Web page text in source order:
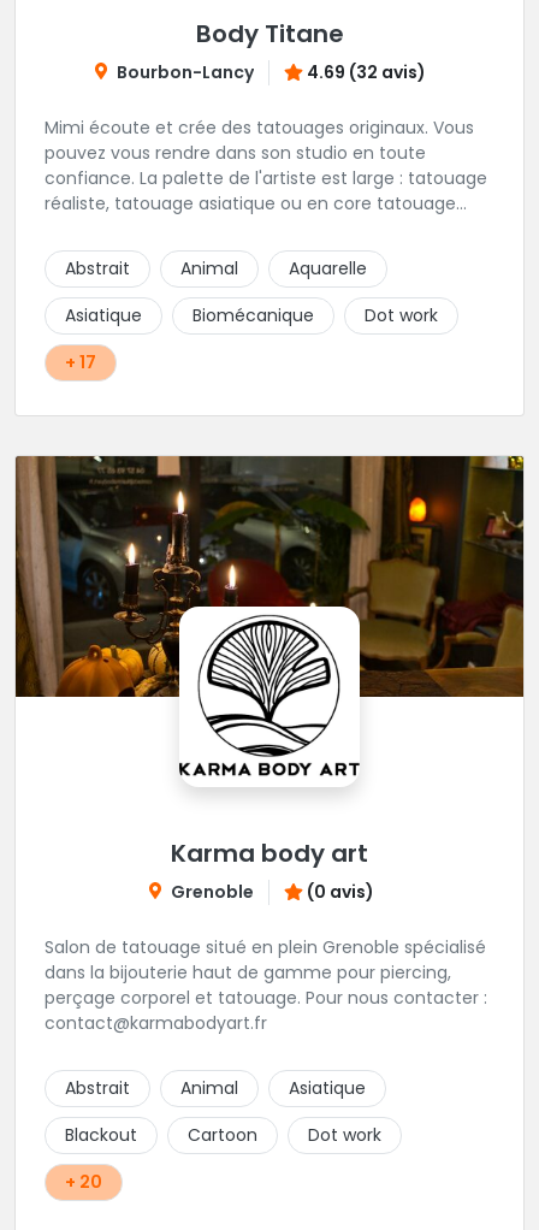
Body Titane
Bourbon-Lancy 4.69 (32 avis)
Mimi écoute et crée des tatouages originaux. Vous
pouvez vous rendre dans son studio en toute
confiance. La palette de l'artiste est large : tatouage
réaliste, tatouage asiatique ou en core tatouage
construire un projet qui vous ressemble.
Abstrait Animal
Aquarelle
Asiatique
Biomécanique
Dot work
+ 17
Karma body art
Grenoble (0 avis)
Salon de tatouage situé en plein Grenoble spécialisé
dans la bijouterie haut de gamme pour piercing,
perçage corporel et tatouage. Pour nous contacter :
contact@karmabodyart.fr
Abstrait Animal
Asiatique
Blackout
Cartoon
Dot work
+ 20